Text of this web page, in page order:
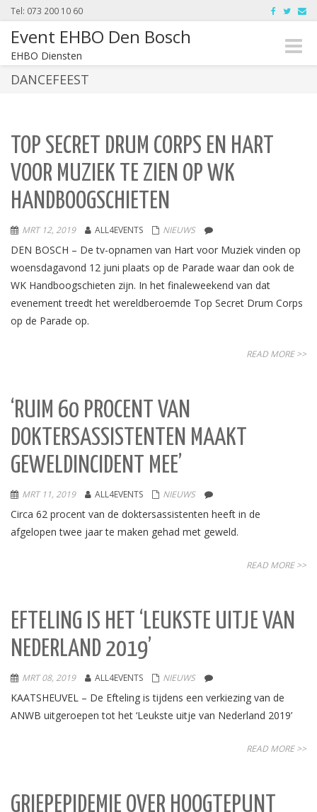
Tel: 073 200 10 60
Event EHBO Den Bosch
EHBO Diensten
Toggle
DANCEFEEST
TOP SECRET DRUM CORPS EN HART
VOOR MUZIEK TE ZIEN OP WK
HANDBOOGSCHIETEN
MRT 12, 2019 ALL4EVENTS NIEUWS
DEN BOSCH – De tv-opnamen van Hart voor Muziek vinden op
woensdagavond 12 juni plaats op de Parade waar dan ook de
WK Handboogschieten zijn. In het finaleweekend van dat
evenement treedt het wereldberoemde Top Secret Drum Corps
op de Parade op.
READ MORE >>
‘RUIM 60 PROCENT VAN
DOKTERSASSISTENTEN MAAKT
GEWELDINCIDENT MEE’
MRT 11, 2019 ALL4EVENTS NIEUWS
Circa 62 procent van de doktersassistenten heeft in de
afgelopen twee jaar te maken gehad met geweld.
READ MORE >>
EFTELING IS HET ‘LEUKSTE UITJE VAN
NEDERLAND 2019’
MRT 08, 2019 ALL4EVENTS NIEUWS
KAATSHEUVEL – De Efteling is tijdens een verkiezing van de
ANWB uitgeroepen tot het ‘Leukste uitje van Nederland 2019’
READ MORE >>
GRIEPEPIDEMIE OVER HOOGTEPUNT